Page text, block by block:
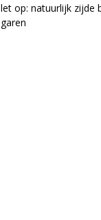
let op: natuurlijk zijde
garen